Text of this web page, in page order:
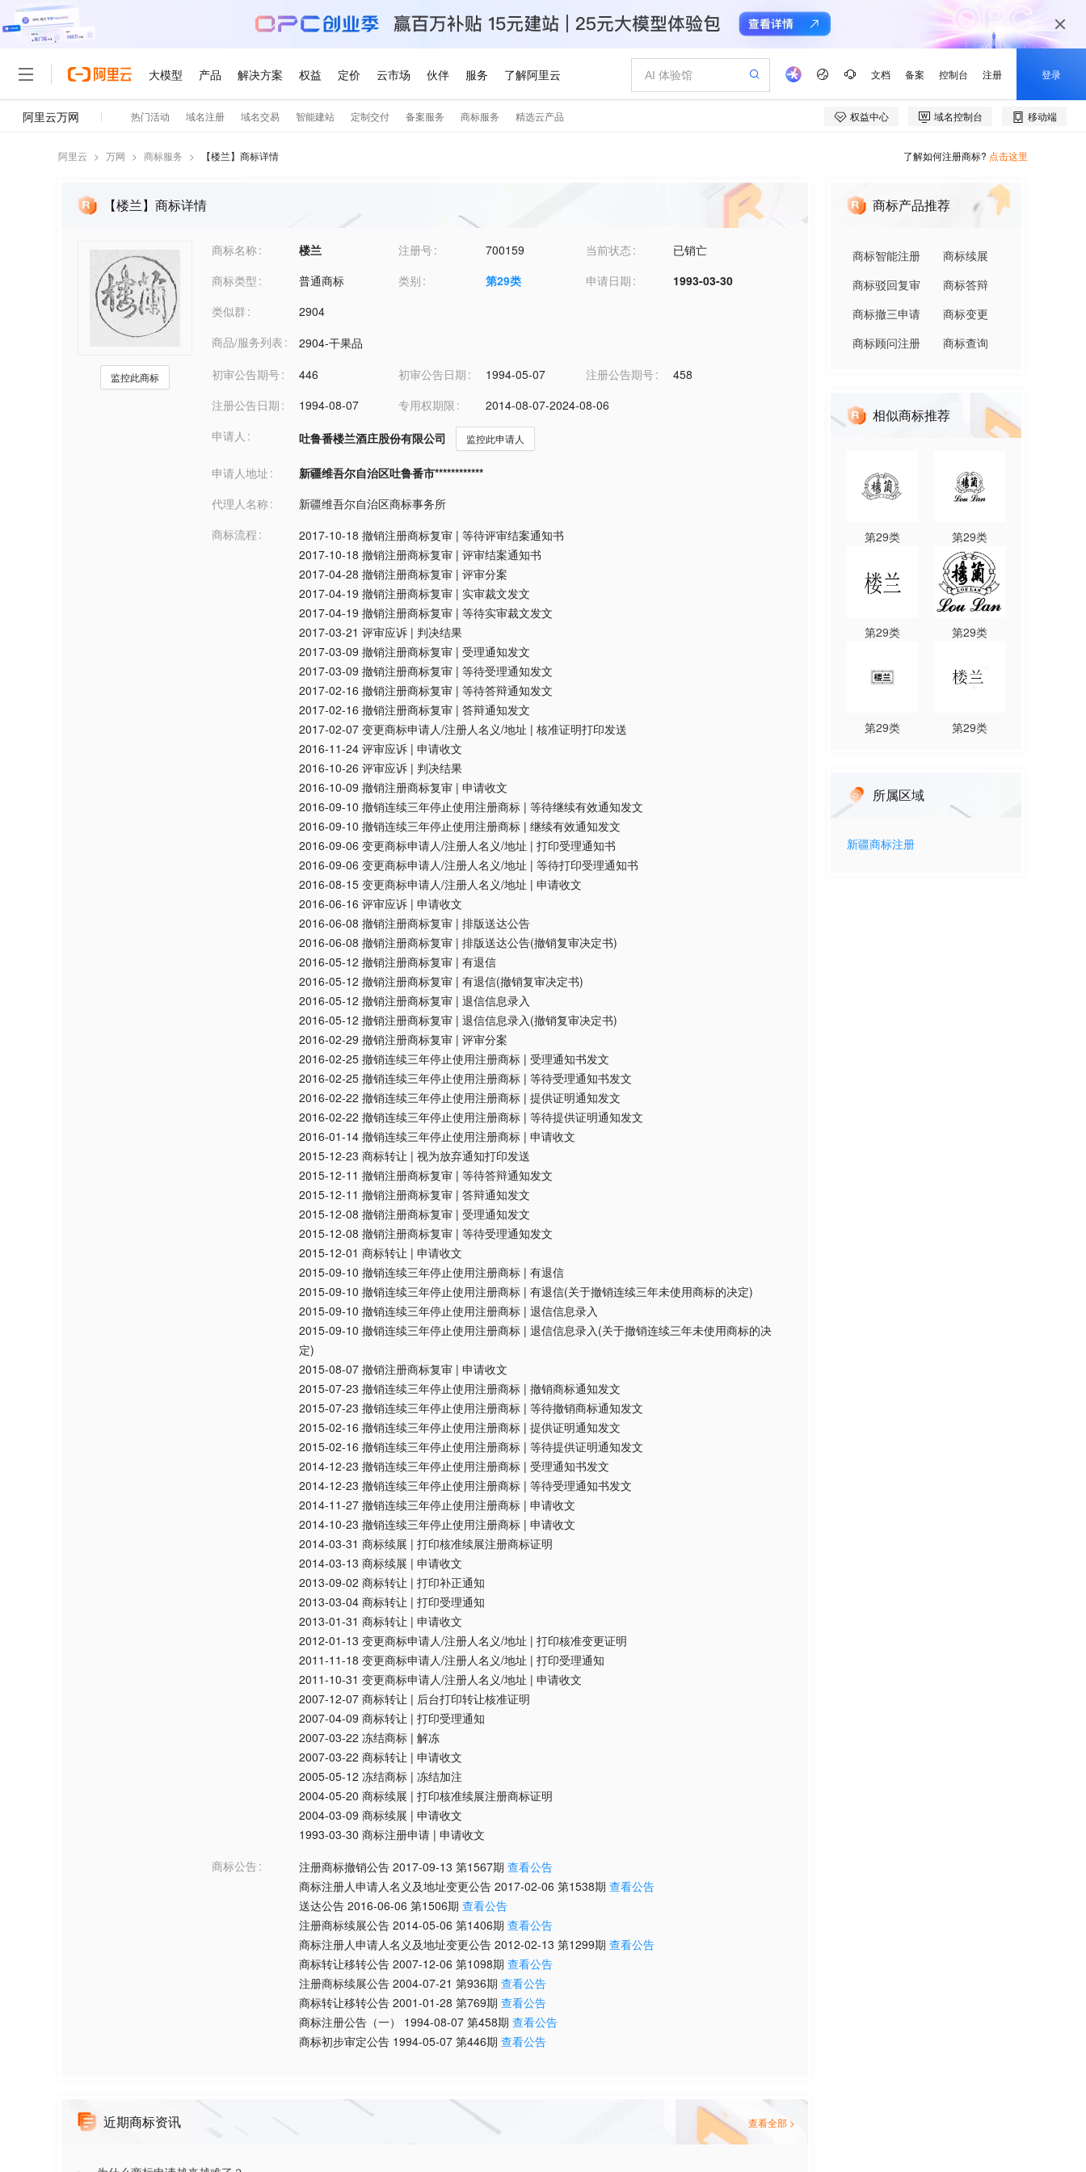
阿里云 > 万网 > 商标服务 > 【楼兰】商标详情 了解如何注册商标? 点击这里
【楼兰】商标详情
监控此商标
商标名称 楼兰 注册号 700159 当前状态
已销亡
商标类型
普通商标 类别 第29类 申请日期
1993-03-30
类似群
2904
商品/服务列表
2904-干果品
初审公告期号
446 初审公告日期 1994-05-07 注册公告期号
458
注册公告日期
1994-08-07 专用权期限
2014-08-07-2024-08-06
申请人
吐鲁番楼兰酒庄股份有限公司 监控此申请人
申请人地址
新疆维吾尔自治区吐鲁番市************
代理人名称
新疆维吾尔自治区商标事务所
商标流程
2017-10-18 撤销注册商标复审 | 等待评审结案通知书
2017-10-18 撤销注册商标复审 | 评审结案通知书
2017-04-28 撤销注册商标复审 | 评审分案
2017-04-19 撤销注册商标复审 | 实审裁文发文
2017-04-19 撤销注册商标复审 | 等待实审裁文发文
2017-03-21 评审应诉 | 判决结果
2017-03-09 撤销注册商标复审 | 受理通知发文
2017-03-09 撤销注册商标复审 | 等待受理通知发文
2017-02-16 撤销注册商标复审 | 等待答辩通知发文
2017-02-16 撤销注册商标复审 | 答辩通知发文
2017-02-07 变更商标申请人/注册人名义/地址 | 核准证明打印发送
2016-11-24 评审应诉 | 申请收文
2016-10-26 评审应诉 | 判决结果
2016-10-09 撤销注册商标复审 | 申请收文
2016-09-10 撤销连续三年停止使用注册商标 | 等待继续有效通知发文
2016-09-10 撤销连续三年停止使用注册商标 | 继续有效通知发文
2016-09-06 变更商标申请人/注册人名义/地址 | 打印受理通知书
2016-09-06 变更商标申请人/注册人名义/地址 | 等待打印受理通知书
2016-08-15 变更商标申请人/注册人名义/地址 | 申请收文
2016-06-16 评审应诉 | 申请收文
2016-06-08 撤销注册商标复审 | 排版送达公告
2016-06-08 撤销注册商标复审 | 排版送达公告(撤销复审决定书)
2016-05-12 撤销注册商标复审 | 有退信
2016-05-12 撤销注册商标复审 | 有退信(撤销复审决定书)
2016-05-12 撤销注册商标复审 | 退信信息录入
2016-05-12 撤销注册商标复审 | 退信信息录入(撤销复审决定书)
2016-02-29 撤销注册商标复审 | 评审分案
2016-02-25 撤销连续三年停止使用注册商标 | 受理通知书发文
2016-02-25 撤销连续三年停止使用注册商标 | 等待受理通知书发文
2016-02-22 撤销连续三年停止使用注册商标 | 提供证明通知发文
2016-02-22 撤销连续三年停止使用注册商标 | 等待提供证明通知发文
2016-01-14 撤销连续三年停止使用注册商标 | 申请收文
2015-12-23 商标转让 | 视为放弃通知打印发送
2015-12-11 撤销注册商标复审 | 等待答辩通知发文
2015-12-11 撤销注册商标复审 | 答辩通知发文
2015-12-08 撤销注册商标复审 | 受理通知发文
2015-12-08 撤销注册商标复审 | 等待受理通知发文
2015-12-01 商标转让 | 申请收文
2015-09-10 撤销连续三年停止使用注册商标 | 有退信
2015-09-10 撤销连续三年停止使用注册商标 | 有退信(关于撤销连续三年未使用商标的决定)
2015-09-10 撤销连续三年停止使用注册商标 | 退信信息录入
2015-09-10 撤销连续三年停止使用注册商标 | 退信信息录入(关于撤销连续三年未使用商标的决
定)
2015-08-07 撤销注册商标复审 | 申请收文
2015-07-23 撤销连续三年停止使用注册商标 | 撤销商标通知发文
2015-07-23 撤销连续三年停止使用注册商标 | 等待撤销商标通知发文
2015-02-16 撤销连续三年停止使用注册商标 | 提供证明通知发文
2015-02-16 撤销连续三年停止使用注册商标 | 等待提供证明通知发文
2014-12-23 撤销连续三年停止使用注册商标 | 受理通知书发文
2014-12-23 撤销连续三年停止使用注册商标 | 等待受理通知书发文
2014-11-27 撤销连续三年停止使用注册商标 | 申请收文
2014-10-23 撤销连续三年停止使用注册商标 | 申请收文
2014-03-31 商标续展 | 打印核准续展注册商标证明
2014-03-13 商标续展 | 申请收文
2013-09-02 商标转让 | 打印补正通知
2013-03-04 商标转让 | 打印受理通知
2013-01-31 商标转让 | 申请收文
2012-01-13 变更商标申请人/注册人名义/地址 | 打印核准变更证明
2011-11-18 变更商标申请人/注册人名义/地址 | 打印受理通知
2011-10-31 变更商标申请人/注册人名义/地址 | 申请收文
2007-12-07 商标转让 | 后台打印转让核准证明
2007-04-09 商标转让 | 打印受理通知
2007-03-22 冻结商标 | 解冻
2007-03-22 商标转让 | 申请收文
2005-05-12 冻结商标 | 冻结加注
2004-05-20 商标续展 | 打印核准续展注册商标证明
2004-03-09 商标续展 | 申请收文
1993-03-30 商标注册申请 | 申请收文
商标公告
注册商标撤销公告 2017-09-13 第1567期 查看公告
商标注册人申请人名义及地址变更公告 2017-02-06 第1538期 查看公告
送达公告 2016-06-06 第1506期 查看公告
注册商标续展公告 2014-05-06 第1406期 查看公告
商标注册人申请人名义及地址变更公告 2012-02-13 第1299期 查看公告
商标转让移转公告 2007-12-06 第1098期 查看公告
注册商标续展公告 2004-07-21 第936期 查看公告
商标转让移转公告 2001-01-28 第769期 查看公告
商标注册公告（一）
1994-08-07 第458期 查看公告
商标初步审定公告 1994-05-07 第446期 查看公告
近期商标资讯 查看全部 >
商标产品推荐
商标智能注册
商标续展
商标驳回复审
商标答辩
商标撤三申请
商标变更
商标顾问注册
商标查询
相似商标推荐
第29类 第29类
第29类 第29类
第29类 第29类
所属区域
新疆商标注册